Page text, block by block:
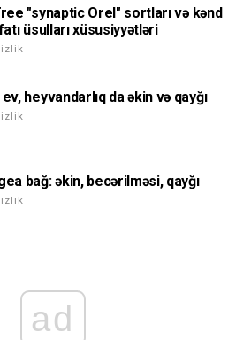
"synaptic Orel" sortları və kənd
üsulları xüsusiyyətləri
heyvandarlıq da əkin və qayğı
bağ: əkin, becərilməsi, qayğı
ad